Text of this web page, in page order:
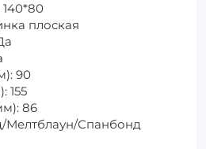
плоская
90
155
86
Мелтблаун/Спанбонд